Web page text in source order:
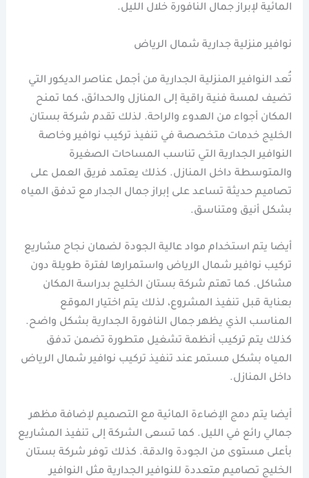
المائية لإبراز جمال النافورة خلال الليل.
نوافير منزلية جدارية شمال الرياض
تُعد النوافير المنزلية الجدارية من أجمل عناصر الديكور التي
تضيف لمسة فنية راقية إلى المنازل والحدائق، كما تمنح
المكان أجواء من الهدوء والراحة. لذلك تقدم شركة بستان
الخليج خدمات متخصصة في تنفيذ تركيب نوافير وخاصة
النوافير الجدارية التي تناسب المساحات الصغيرة
والمتوسطة داخل المنازل. كذلك يعتمد فريق العمل على
تصاميم حديثة تساعد على إبراز جمال الجدار مع تدفق المياه
بشكل أنيق ومتناسق.
أيضا يتم استخدام مواد عالية الجودة لضمان نجاح مشاريع
تركيب نوافير شمال الرياض واستمرارها لفترة طويلة دون
مشاكل. كما تهتم شركة بستان الخليج بدراسة المكان
بعناية قبل تنفيذ المشروع، لذلك يتم اختيار الموقع
المناسب الذي يظهر جمال النافورة الجدارية بشكل واضح.
كذلك يتم تركيب أنظمة تشغيل متطورة تضمن تدفق
المياه بشكل مستمر عند تنفيذ تركيب نوافير شمال الرياض
داخل المنازل.
أيضا يتم دمج الإضاءة المائية مع التصميم لإضافة مظهر
جمالي رائع في الليل. كما تسعى الشركة إلى تنفيذ المشاريع
بأعلى مستوى من الجودة والدقة. كذلك توفر شركة بستان
الخليج تصاميم متعددة للنوافير الجدارية مثل النوافير